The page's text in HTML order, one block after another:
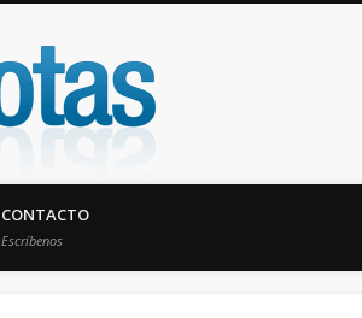
CONTACTO
Escríbenos